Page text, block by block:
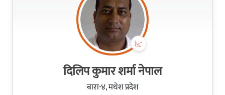
दिलिप कुमार शर्मा नेपाल
बारा-४, मधेश प्रदेश